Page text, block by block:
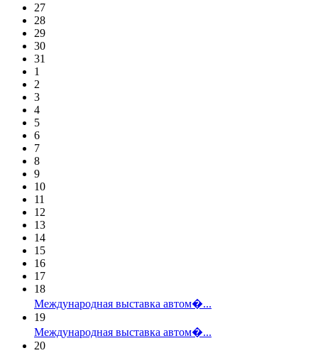
27
28
29
30
31
1
2
3
4
5
6
7
8
9
10
11
12
13
14
15
16
17
18
Международная выставка автом�...
19
Международная выставка автом�...
20